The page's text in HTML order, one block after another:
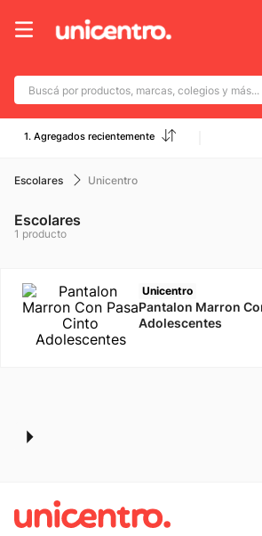
Buscá por productos, marcas,
Términos más buscados
1
2. champion
4.
6. mochila
7 . nike
1. Agregados recientemente
Escolares Unicentro
Escolares
1 producto
Unicentro
Pantalon Marron
Adolescentes